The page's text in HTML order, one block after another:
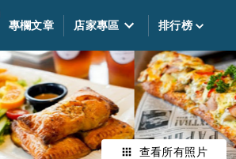
專欄文章 店家專區 排行榜
查看所有照片